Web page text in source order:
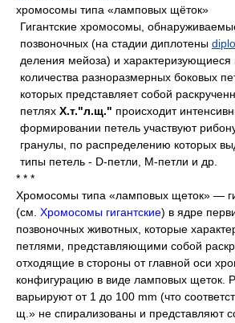
хромосомы типа «ламповых щёток»
Гигантские хромосомы,
позвоночных (на стадии диплотены
деления мейоза) и
количества разноразмерных боковых
которых представляет собой
петлях Х.т."л.щ." происходит
формировании петель участвуют
гранулы, по распределению которых
типы петель - D-петли, М-петли и др.
* * *
Хромосомы типа «ламповых щеток» —
(см. Хромосомы гигантские) в ядре
позвоночных животных, которые
петлями, представляющими собой
отходящие в стороны от главной оси
конфигурацию в виде ламповых щеток.
варьируют от 1 до 100 mm (что
щ.» не спирализованы и представляют